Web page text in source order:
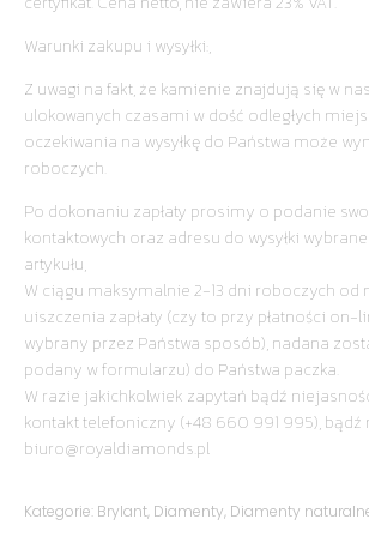
Warunki zakupu i wysyłki:,
Z uwagi na fakt, że kamienie znajdują się w
ulokowanych czasami w dość odległych
oczekiwania na wysyłkę do Państwa może
roboczych.
Po dokonaniu zapłaty prosimy o podanie
kontaktowych oraz adresu do wysyłki
artykułu,
W ciągu maksymalnie 2-13 dni roboczych od
uiszczenia zapłaty (czy to przy płatności on-
wybrany przez Państwa sposób), nadana
podany w formularzu) do Państwa paczka.
W razie jakichkolwiek zapytań bądź
kontakt telefoniczny (+48 660 991 995), bądź
biuro@royaldiamonds.pl
Kategorie: Brylant, Diamenty, Diamenty